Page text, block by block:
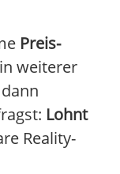
Preis-
weiterer
Lohnt
Reality-